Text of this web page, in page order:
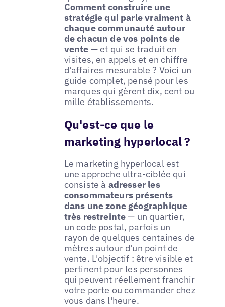
Comment construire une
stratégie qui parle vraiment à
chaque communauté autour
de chacun de vos points de
vente — et qui se traduit en
visites, en appels et en chiffre
d'affaires mesurable ? Voici un
guide complet, pensé pour les
marques qui gèrent dix, cent ou
mille établissements.
Qu'est-ce que le
marketing hyperlocal ?
Le marketing hyperlocal est
une approche ultra-ciblée qui
consiste à adresser les
consommateurs présents
dans une zone géographique
très restreinte— un quartier,
un code postal, parfois un
rayon de quelques centaines de
mètres autour d'un point de
vente. L'objectif : être visible et
pertinent pour les personnes
qui peuvent réellement franchir
votre porte ou commander chez
vous dans l'heure.